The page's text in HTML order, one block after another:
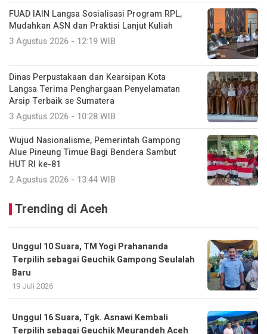
FUAD IAIN Langsa Sosialisasi Program RPL,
Mudahkan ASN dan Praktisi Lanjut Kuliah
3 Agustus 2026 - 12:19 WIB
Dinas Perpustakaan dan Kearsipan Kota
Langsa Terima Penghargaan Penyelamatan
Arsip Terbaik se Sumatera
3 Agustus 2026 - 10:28 WIB
Wujud Nasionalisme, Pemerintah Gampong
Alue Pineung Timue Bagi Bendera Sambut
HUT RI ke-81
2 Agustus 2026 - 13:44 WIB
Trending di Aceh
Unggul 10 Suara, TM Yogi Prahananda
Terpilih sebagai Geuchik Gampong Seulalah
Baru
19 Juli 2026
Unggul 16 Suara, Tgk. Asnawi Kembali
Terpilih sebagai Geuchik Meurandeh Aceh